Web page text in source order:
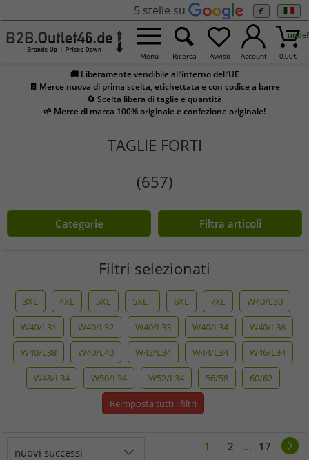
5 stelle su €
Menu Ricerca Avviso Account 0,00€
🚚 Liberamente vendibile all’interno dell’UE
🧾 Merce nuova di prima scelta, etichettata e con codice a barre
🔄 Scelta libera di taglie e quantità
🌱 Merce di marca 100% originale e confezione originale!
TAGLIE FORTI
(657)
Categorie Filtra articoli
Filtri selezionati
3XL 4XL 5XL 5XLT 6XL 7XL W40/L30
W40/L31 W40/L32 W40/L33 W40/L34 W40/L36
W40/L38 W40/L40 W42/L34 W44/L34 W46/L34
W48/L34 W50/L34 W52/L34 56/58 60/62
Reimposta tutti i filtri
nuovi successi 1 2 ... 17